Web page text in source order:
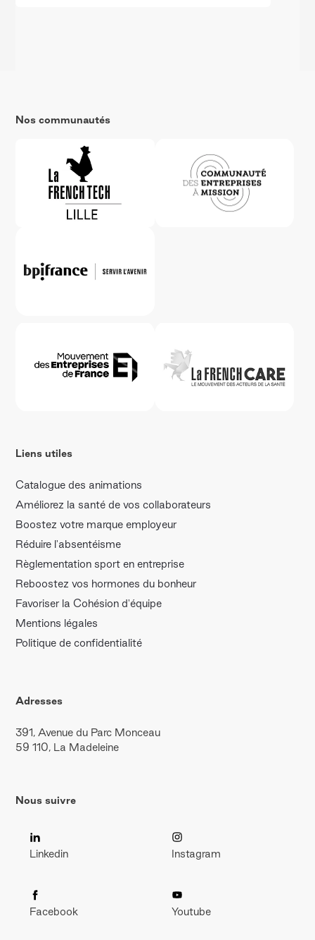
Nos communautés
Liens utiles
Catalogue des animations
Améliorez la santé de vos collaborateurs
Boostez votre marque employeur
Réduire l'absentéisme
Règlementation sport en entreprise
Reboostez vos hormones du bonheur
Favoriser la Cohésion d'équipe
Mentions légales
Politique de confidentialité
Adresses
391, Avenue du Parc Monceau
59 110, La Madeleine
Nous suivre
Linkedin Instagram
Facebook Youtube